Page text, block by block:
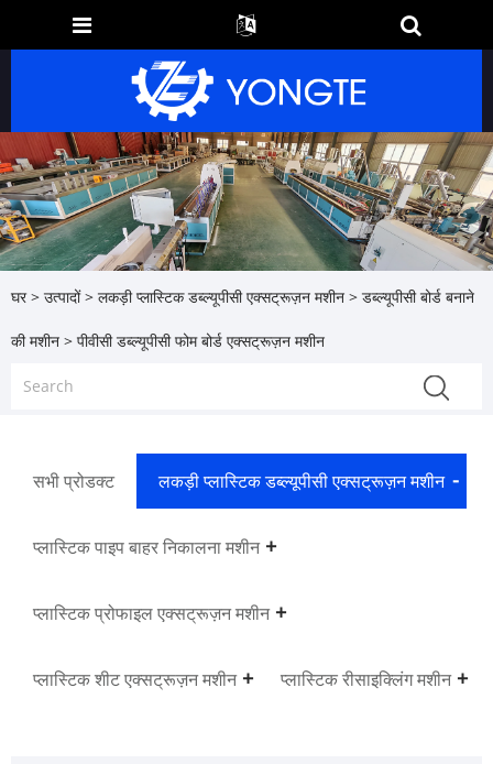
घर > उत्पादों> लकड़ी प्लास्टिक डब्ल्यूपीसी एक्सट्रूज़न मशीन > डब्ल्यूपीसी बोर्ड बनाने
की मशीन > पीवीसी डब्ल्यूपीसी फोम बोर्ड एक्सट्रूज़न मशीन
सभी प्रोडक्ट लकड़ी प्लास्टिक डब्ल्यूपीसी एक्सट्रूज़न मशीन
प्लास्टिक पाइप बाहर निकालना मशीन
प्लास्टिक प्रोफाइल एक्सट्रूज़न मशीन
प्लास्टिक शीट एक्सट्रूज़न मशीन प्लास्टिक रीसाइक्लिंग मशीन